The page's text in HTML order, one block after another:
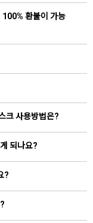
100% 환불이 가능
크 사용방법은?
되나요?
?